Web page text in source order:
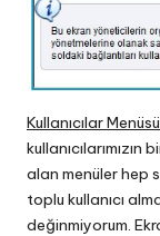
Kullanıcılar
alan menüler hep
toplu kullanıcı
değinmiyorum.